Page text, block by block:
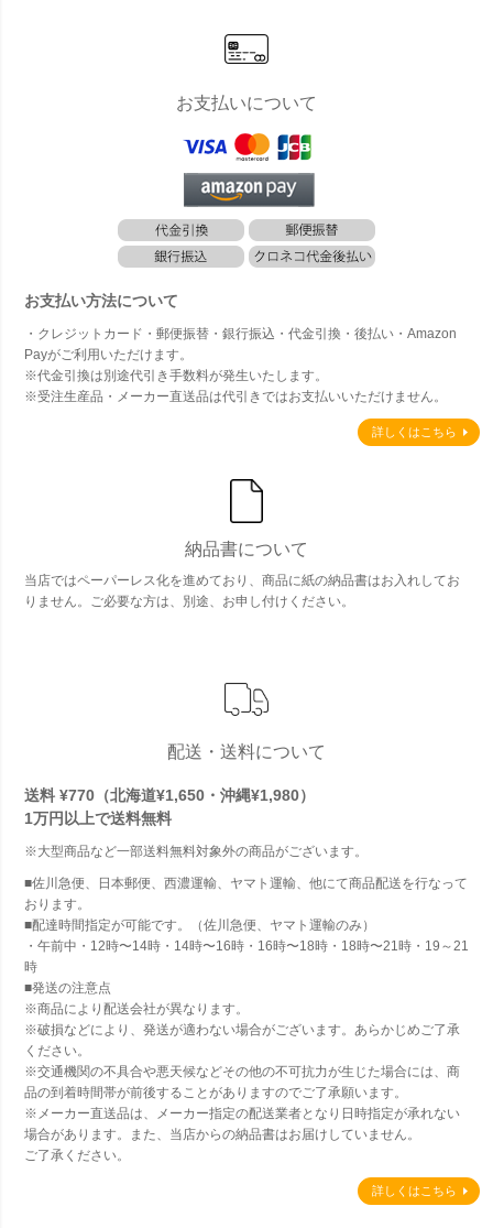
お支払いについて
お支払い方法について
・クレジットカード・郵便振替・銀行振込・代金引換・後払い・Amazon
Payがご利用いただけます。
※代金引換は別途代引き手数料が発生いたします。
※受注生産品・メーカー直送品は代引きではお支払いいただけません。
詳しくはこちら
納品書について
当店ではペーパーレス化を進めており、商品に紙の納品書はお入れしてお
りません。ご必要な方は、別途、お申し付けください。
配送・送料について
送料 ¥770（北海道¥1,650・沖縄¥1,980）
1万円以上で送料無料
※大型商品など一部送料無料対象外の商品がございます。
■佐川急便、日本郵便、西濃運輸、ヤマト運輸、他にて商品配送を行なって
おります。
■配達時間指定が可能です。（佐川急便、ヤマト運輸のみ）
・午前中・12時〜14時・14時〜16時・16時〜18時・18時〜21時・19～21
時
■発送の注意点
※商品により配送会社が異なります。
※破損などにより、発送が適わない場合がございます。あらかじめご了承
ください。
※交通機関の不具合や悪天候などその他の不可抗力が生じた場合には、商
品の到着時間帯が前後することがありますのでご了承願います。
※メーカー直送品は、メーカー指定の配送業者となり日時指定が承れない
場合があります。また、当店からの納品書はお届けしていません。
ご了承ください。
詳しくはこちら